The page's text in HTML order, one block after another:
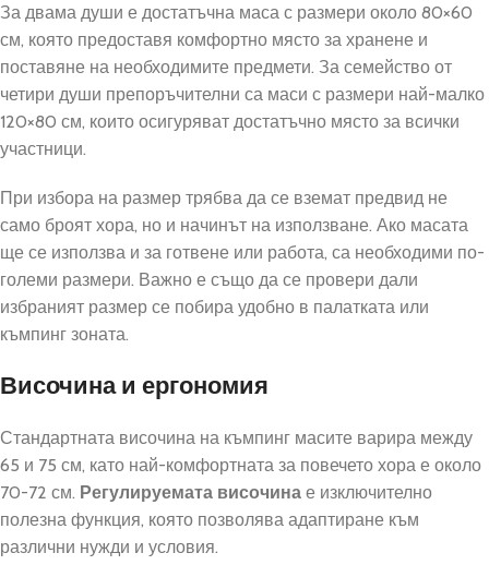
За двама души е достатъчна маса с размери около 80×60
см, която предоставя комфортно място за хранене и
поставяне на необходимите предмети. За семейство от
четири души препоръчителни са маси с размери най-малко
120×80 см, които осигуряват достатъчно място за всички
участници.
При избора на размер трябва да се вземат предвид не
само броят хора, но и начинът на използване. Ако масата
ще се използва и за готвене или работа, са необходими по-
големи размери. Важно е също да се провери дали
избраният размер се побира удобно в палатката или
къмпинг зоната.
Височина и ергономия
Стандартната височина на къмпинг масите варира между
65 и 75 см, като най-комфортната за повечето хора е около
70-72 см. Регулируемата височина е изключително
полезна функция, която позволява адаптиране към
различни нужди и условия.